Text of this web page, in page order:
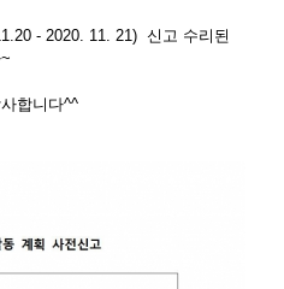
- 2020. 11. 21) 신고 수리된
합니다^^